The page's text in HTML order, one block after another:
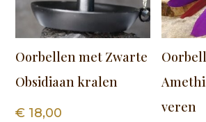
Oorbellen met Zwarte
Obsidiaan kralen
€ 18,00
veren